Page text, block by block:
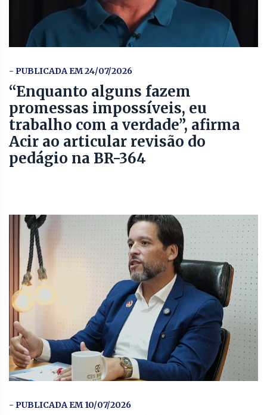
- PUBLICADA EM 24/07/2026
“Enquanto alguns fazem
promessas impossíveis, eu
trabalho com a verdade”, afirma
Acir ao articular revisão do
pedágio na BR-364
- PUBLICADA EM 10/07/2026